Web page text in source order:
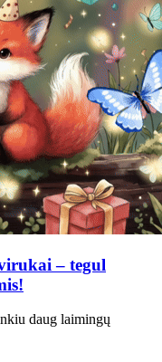
– tegul
daug laimingų